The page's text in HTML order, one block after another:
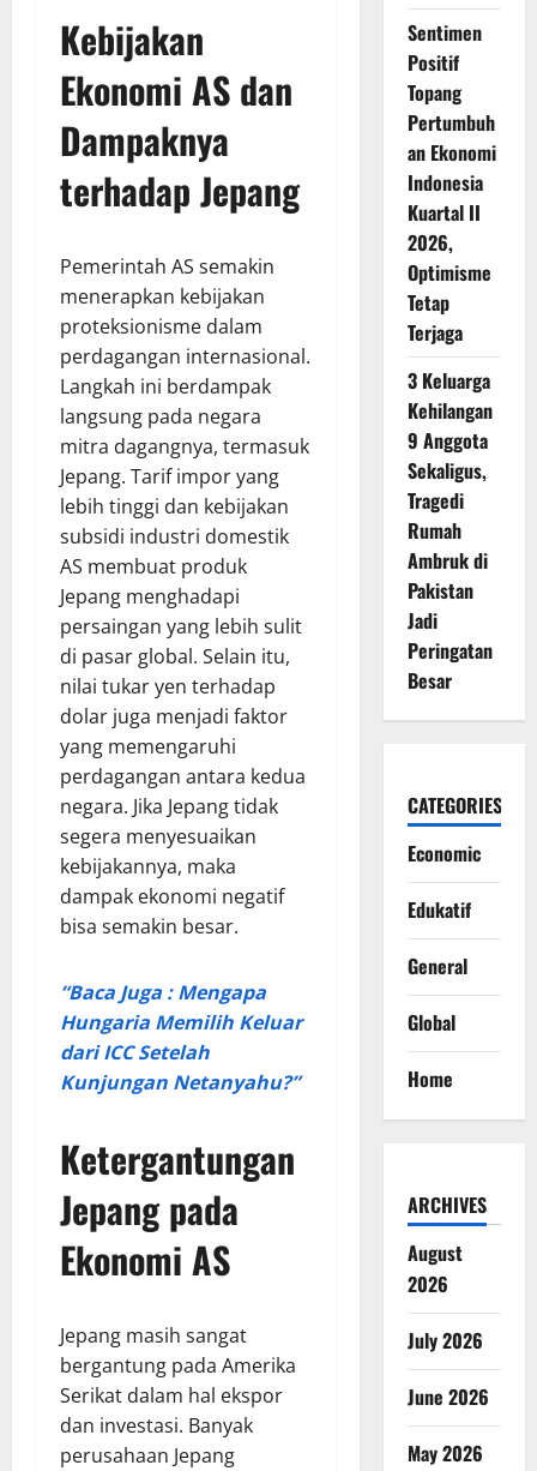
Kebijakan
Ekonomi AS dan
Dampaknya
terhadap Jepang
Pemerintah AS semakin
menerapkan kebijakan
proteksionisme dalam
perdagangan internasional.
Langkah ini berdampak
langsung pada negara
mitra dagangnya, termasuk
Jepang. Tarif impor yang
lebih tinggi dan kebijakan
subsidi industri domestik
AS membuat produk
Jepang menghadapi
persaingan yang lebih sulit
di pasar global. Selain itu,
nilai tukar yen terhadap
dolar juga menjadi faktor
yang memengaruhi
perdagangan antara kedua
negara. Jika Jepang tidak
segera menyesuaikan
kebijakannya, maka
dampak ekonomi negatif
bisa semakin besar.
“Baca Juga : Mengapa
Hungaria Memilih Keluar
dari ICC Setelah
Kunjungan Netanyahu?”
Ketergantungan
Jepang pada
Ekonomi AS
Jepang masih sangat
bergantung pada Amerika
Serikat dalam hal ekspor
dan investasi. Banyak
perusahaan Jepang
Sentimen
Positif
Topang
Pertumbuh
an Ekonomi
Indonesia
Kuartal II
2026,
Optimisme
Tetap
Terjaga
3 Keluarga
Kehilangan
9 Anggota
Sekaligus,
Tragedi
Rumah
Ambruk di
Pakistan
Jadi
Peringatan
Besar
CATEGORIES
Economic
Edukatif
General
Global
Home
ARCHIVES
August
2026
July 2026
June 2026
May 2026